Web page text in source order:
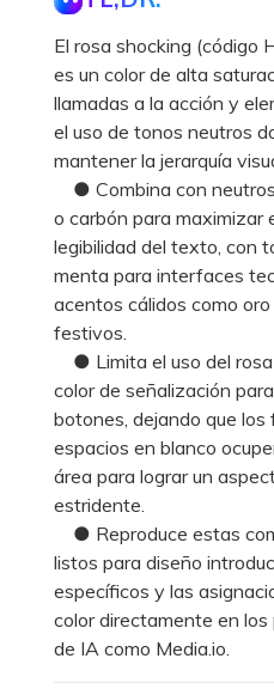
El rosa shocking (código
es un color de alta
llamadas a la acción y
el uso de tonos neutros
mantener la jerarquía
● Combina con
o carbón para maximizar
legibilidad del texto, con
menta para interfaces
acentos cálidos como
festivos.
● Limita el uso del
color de señalización
botones, dejando que
espacios en blanco
área para lograr un
estridente.
● Reproduce estas
listos para diseño
específicos y las
color directamente en
de IA como Media.io.